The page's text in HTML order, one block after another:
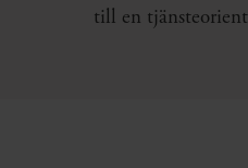
till en